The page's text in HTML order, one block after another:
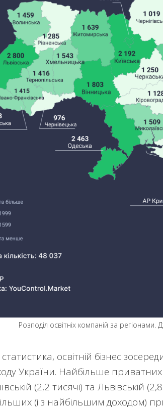
Розподіл освітніх компаній за
освітній бізнес
України. Найбільше
(2,2 тисячі) та Львівській
(і з найбільшим доходом)